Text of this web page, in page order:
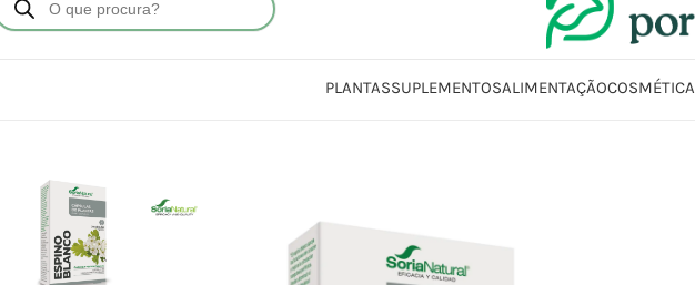
PLANTASSUPLEMENTOSALIMENTAÇÃOCOSMÉTICA